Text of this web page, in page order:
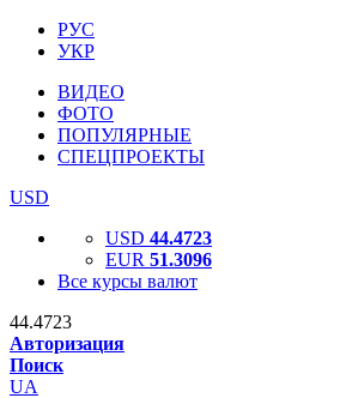
РУС
УКР
ВИДЕО
ФОТО
ПОПУЛЯРНЫЕ
СПЕЦПРОЕКТЫ
USD
USD 44.4723
EUR 51.3096
Все курсы валют
44.4723
Авторизация
Поиск
UA